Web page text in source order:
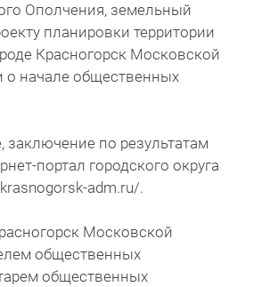
Ополчения, земельный
планировки территории
Красногорск Московской
о начале общественных
по результатам
портал городского округа
adm.ru/.
Московской
общественных
общественных